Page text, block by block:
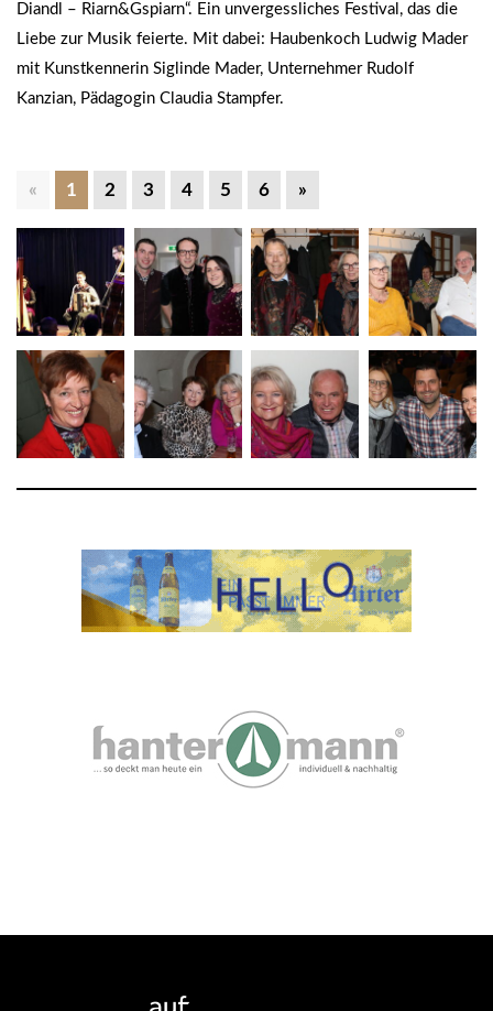
Diandl – Riarn&Gspiarn“. Ein unvergessliches Festival, das die
Liebe zur Musik feierte. Mit dabei: Haubenkoch Ludwig Mader
mit Kunstkennerin Siglinde Mader, Unternehmer Rudolf
Kanzian, Pädagogin Claudia Stampfer.
« 1 2 3 4 5 6 »